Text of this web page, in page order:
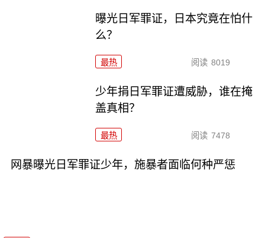
曝光日军罪证，日本究竟在怕什
么？
最热 阅读 8019
少年捐日军罪证遭威胁，谁在掩
盖真相？
最热 阅读 7478
网暴曝光日军罪证少年，施暴者面临何种严惩